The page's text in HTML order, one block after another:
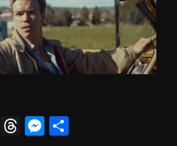
X Threads
Messenger